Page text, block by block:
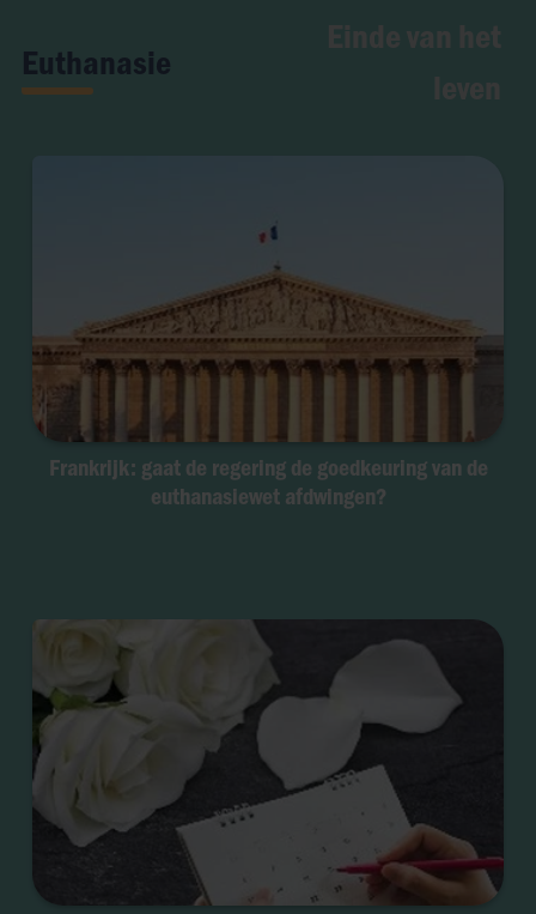
Euthanasie
Frankrijk: gaat de regering de goedkeuring van de
euthanasiewet afdwingen?